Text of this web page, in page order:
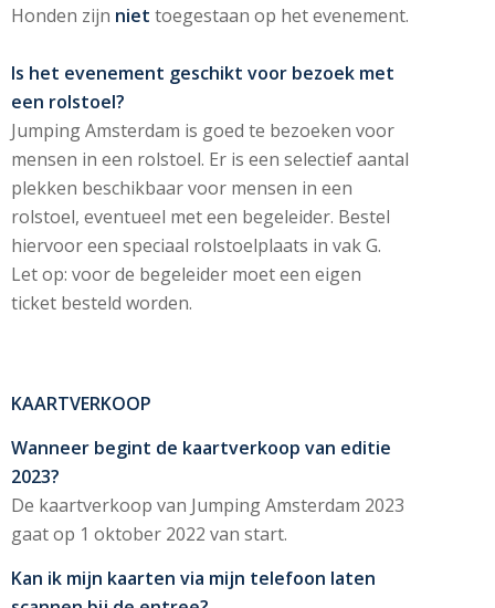
Honden zijn niet toegestaan op het evenement.
Is het evenement geschikt voor bezoek met
een rolstoel?
Jumping Amsterdam is goed te bezoeken voor
mensen in een rolstoel. Er is een selectief aantal
plekken beschikbaar voor mensen in een
rolstoel, eventueel met een begeleider. Bestel
hiervoor een speciaal rolstoelplaats in vak G.
Let op: voor de begeleider moet een eigen
ticket besteld worden.
KAARTVERKOOP
Wanneer begint de kaartverkoop van editie
2023?
De kaartverkoop van Jumping Amsterdam 2023
gaat op 1 oktober 2022 van start.
Kan ik mijn kaarten via mijn telefoon laten